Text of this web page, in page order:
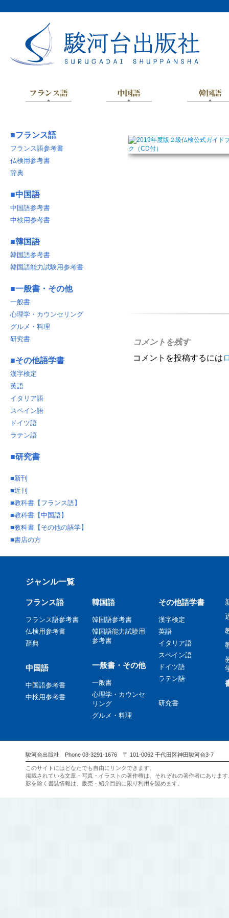
コメントを残す
コメントを投稿するには
■フランス語
フランス語参考書
仏検用参考書
辞典
■中国語
中国語参考書
中検用参考書
■韓国語
韓国語参考書
韓国語能力試験用参考書
■一般書・その他
一般書
心理学・カウンセリング
グルメ・料理
研究書
■その他語学書
漢字検定
英語
イタリア語
スペイン語
ドイツ語
ラテン語
■研究書
■新刊
■近刊
■教科書【フランス語】
■教科書【中国語】
■教科書【その他の語学】
■書店の方
ジャンル一覧
フランス語
フランス語参考書
仏検用参考書
辞典
中国語
中国語参考書
中検用参考書
韓国語
韓国語参考書
韓国語能力試験用
参考書
一般書・その他
一般書
心理学・カウンセ
リング
グルメ・料理
その他語学書
漢字検定
英語
イタリア語
スペイン語
ドイツ語
ラテン語
研究書
駿河台出版社 Phone 03-3291-1676 〒 101-0062 千代田区神田駿河台3-7
このサイトにはどなたでも自由にリンクできます。
掲載されている文章・写真・イラストの著作権は、それぞれの著作者にありま
影を除く書誌情報は、販売・紹介目的に限り利用を認めます。